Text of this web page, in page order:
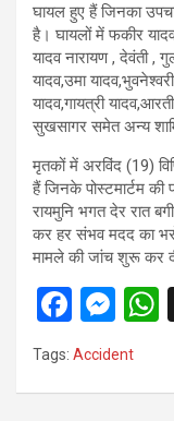
घायल हुए हैं जिनका
है। घायलों में फकीर
यादव नारायण , देवंती ,
यादव,उमा
यादव,गायत्री
सुखसागर समेत अन्य
मृतकों में अरविंद (19)
हैं जिनके पोस्टमार्टम
रायमुनि भगत देर रात
कर हर संभव मदद का
मामले की जांच शुरू कर
F
a
ce
M
es
se
Tags: Accident